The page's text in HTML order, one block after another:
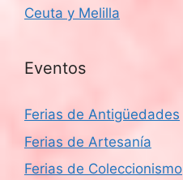
Ceuta y Melilla
Eventos
Ferias de Antigüedades
Ferias de Artesanía
Ferias de Coleccionismo